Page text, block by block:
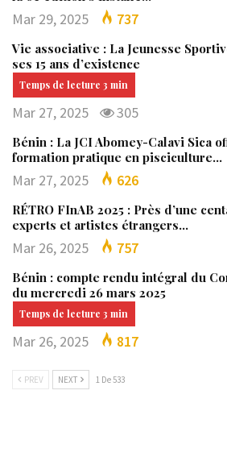
Mar 29, 2025 737
Vie associative : La Jeunesse
ses 15 ans d’existence
Mar 27, 2025 305
Bénin : La JCI Abomey-Calavi Sica
formation pratique en pisciculture…
Mar 27, 2025 626
RÉTRO FInAB 2025 : Près d’une
experts et artistes étrangers…
Mar 26, 2025 757
Bénin : compte rendu intégral du
du mercredi 26 mars 2025
Mar 26, 2025 817
PREV NEXT 1 De 533